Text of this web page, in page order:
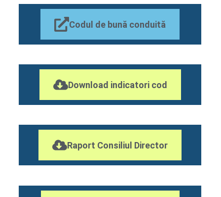
Codul de bună conduită
Download indicatori cod
Raport Consiliul Director